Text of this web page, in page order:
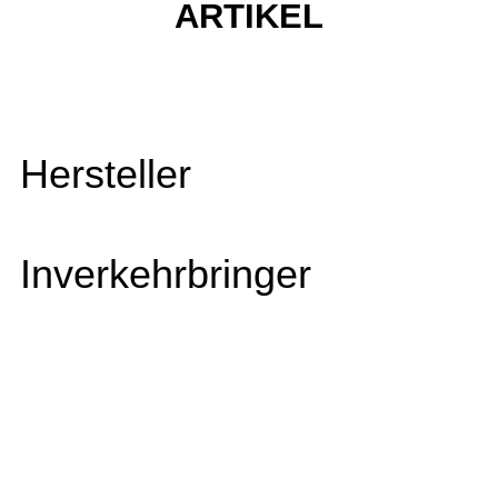
ARTIKEL
Hersteller
Inverkehrbringer